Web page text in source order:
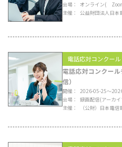
会場
オンライン(
主催
公益財団法人日本
電話応対コンクール
電話応対コンクー
信）
開催
2026-05-25〜
会場
録画配信(アーカ
主催
（公財）日本電